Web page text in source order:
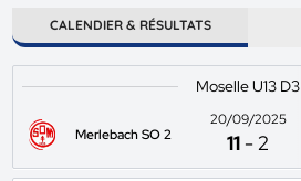
CALENDIER & RÉSULTATS
Moselle U13 D3
Merlebach SO 2
20/09/2025
11 -2